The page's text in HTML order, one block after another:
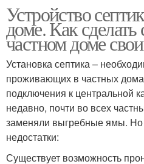
Устройство
доме. Как сделать
частном доме
Установка септика –
проживающих в частных
подключения к центральной
недавно, почти во всех
заменяли выгребные ямы. Но
недостатки:
Существует возможность